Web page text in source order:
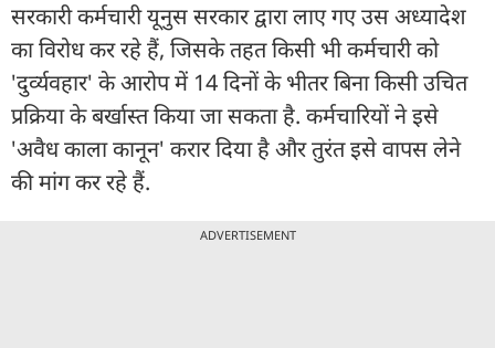
सरकारी कर्मचारी यूनुस सरकार द्वारा लाए गए उस अध्यादेश
का विरोध कर रहे हैं, जिसके तहत किसी भी कर्मचारी को
'दुर्व्यवहार' के आरोप में 14 दिनों के भीतर बिना किसी उचित
प्रक्रिया के बर्खास्त किया जा सकता है. कर्मचारियों ने इसे
'अवैध काला कानून' करार दिया है और तुरंत इसे वापस लेने
की मांग कर रहे हैं.
ADVERTISEMENT